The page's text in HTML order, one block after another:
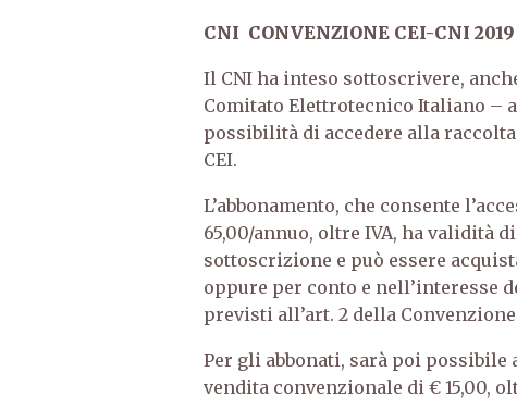
CNI CONVENZIONE CEI-CNI
Il CNI ha inteso sottoscrivere,
Comitato Elettrotecnico Italiano
possibilità di accedere alla
CEI.
L’abbonamento, che consente
65,00/annuo, oltre IVA, ha validità
sottoscrizione e può essere
oppure per conto e
previsti all’art. 2 della
Per gli abbonati, sarà poi
vendita convenzionale di € 15,00,